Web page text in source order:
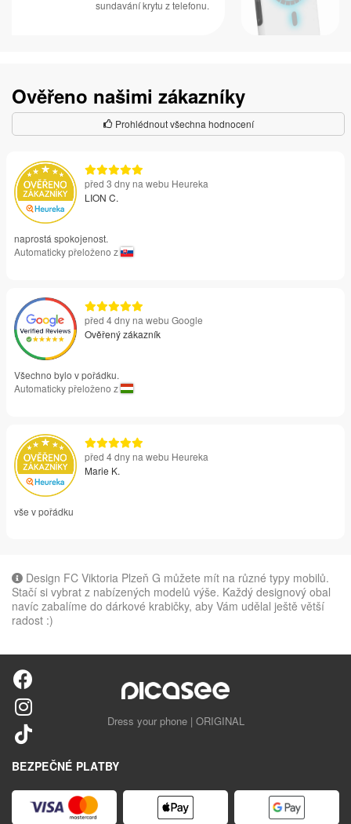
sundavání krytu z telefonu.
Ověřeno našimi zákazníky
Prohlédnout všechna hodnocení
před 3 dny na webu Heureka
LION C.
naprostá spokojenost.
Automaticky přeloženo z
před 4 dny na webu Google
Ověřený zákazník
Všechno bylo v pořádku.
Automaticky přeloženo z
před 4 dny na webu Heureka
Marie K.
vše v pořádku
Design FC Viktoria Plzeň G můžete mít na různé typy mobilů.
Stačí si vybrat z nabízených modelů výše. Každý designový obal
navíc zabalíme do dárkové krabičky, aby Vám udělal ještě větší
radost :)
Dress your phone | ORIGINAL
BEZPEČNÉ PLATBY